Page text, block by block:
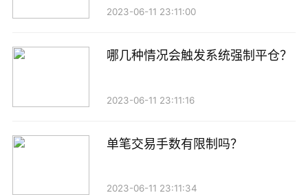
2023-06-11 23:11:00
哪几种情况会触发系统强制平仓？
2023-06-11 23:11:16
单笔交易手数有限制吗？
2023-06-11 23:11:34